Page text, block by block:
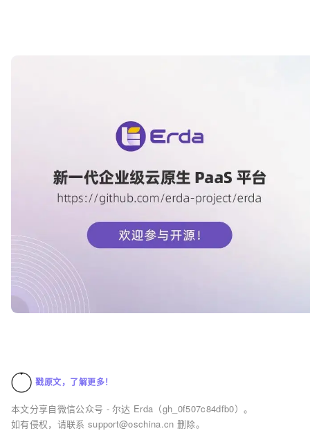
戳原文，了解更多！
本文分享自微信公众号 - 尔达 Erda（gh_0f507c84dfb0）。
如有侵权，请联系 support@oschina.cn 删除。